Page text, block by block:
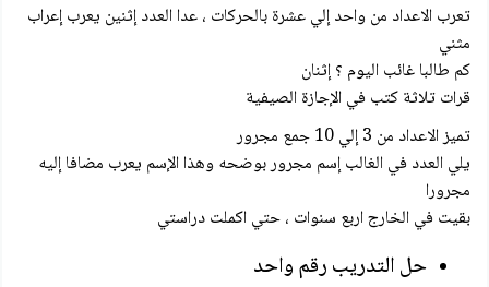
تعرب الاعداد من واحد إلي عشرة بالحركات ، عدا العدد إثنين يعرب إعراب
مثني
كم طالبا غائب اليوم ؟ إثنان
قرات تلاثة كتب في الإجازة الصيفية
تميز الاعداد من 3 إلي 10 جمع مجرور
يلي العدد في الغالب إسم مجرور بوضحه وهذا الإسم يعرب مضافا إليه
مجرورا
بقيت في الخارج اربع سنوات ، حتي اكملت دراستي
حل التدريب رقم واحد